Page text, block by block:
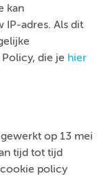
kan
IP-adres. Als dit
die je hier
op 13 mei
tijd tot tijd
cookie policy